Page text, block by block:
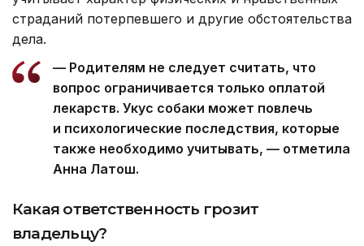
страданий потерпевшего и другие обстоятельства
дела.
— Родителям не следует считать, что
вопрос ограничивается только оплатой
лекарств. Укус собаки может повлечь
и психологические последствия, которые
также необходимо учитывать, — отметила
Анна Латош.
Какая ответственность грозит
владельцу?